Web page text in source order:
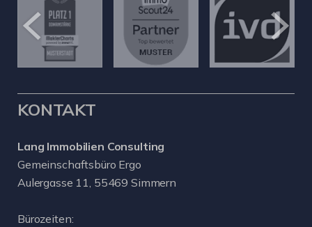
KONTAKT
Lang Immobilien Consulting
Gemeinschaftsbüro Ergo
Aulergasse 11, 55469 Simmern
Bürozeiten: